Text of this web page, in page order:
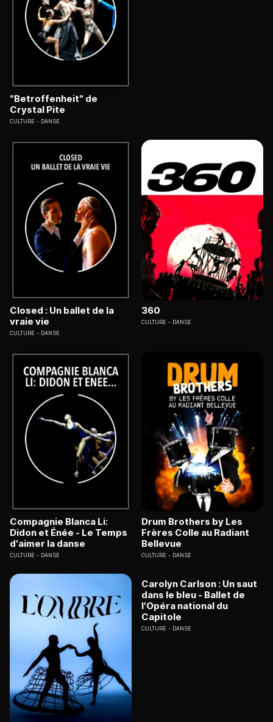
"Betroffenheit" de
Crystal Pite
CULTURE DANSE
Closed : Un ballet de la
vraie vie
CULTURE DANSE
360
CULTURE DANSE
Compagnie Blanca Li:
Didon et Énée - Le Temps
d'aimer la danse
CULTURE DANSE
Drum Brothers by Les
Frères Colle au Radiant
Bellevue
CULTURE DANSE
Carolyn Carlson : Un saut
dans le bleu - Ballet de
l'Opéra national du
Capitole
CULTURE DANSE